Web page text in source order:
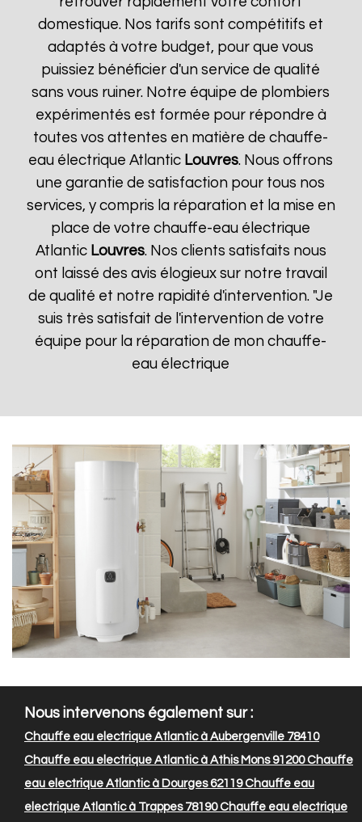
domestique. Nos tarifs sont compétitifs et
adaptés à votre budget, pour que vous
puissiez bénéficier d'un service de qualité
sans vous ruiner. Notre équipe de plombiers
expérimentés est formée pour répondre à
toutes vos attentes en matière de chauffe-
eau électrique Atlantic Louvres. Nous offrons
une garantie de satisfaction pour tous nos
services, y compris la réparation et la mise en
place de votre chauffe-eau électrique
Atlantic Louvres. Nos clients satisfaits nous
ont laissé des avis élogieux sur notre travail
de qualité et notre rapidité d'intervention. "Je
suis très satisfait de l'intervention de votre
équipe pour la réparation de mon chauffe-
eau électrique
Nous intervenons également sur :
Chauffe eau electrique Atlantic à Aubergenville 78410
Chauffe eau electrique Atlantic à Athis Mons 91200Chauffe
eau electrique Atlantic à Dourges 62119Chauffe eau
electrique Atlantic à Trappes 78190Chauffe eau electrique